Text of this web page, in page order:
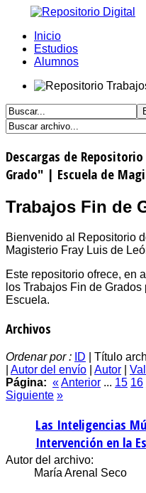
Inicio
Estudios
Alumnos
Descargas de
Grado" | Escuela de
Trabajos Fin de
Bienvenido al Repositorio
Magisterio Fray Luis de
Este repositorio ofrece, en
los Trabajos Fin de
Escuela.
Archivos
Ordenar por : ID | Título
Autor del envío Autor
Página: «Anterior ... 15 16
Siguiente »
Las Inteligencias
Intervención en la
Autor del archivo:
María Arenal Seco